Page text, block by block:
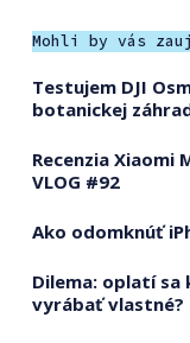
Mohli by vás
Testujem DJI
botanickej
Recenzia Xiaomi
VLOG #92
Ako odomknúť
Dilema: oplatí
vyrábať vlastné?